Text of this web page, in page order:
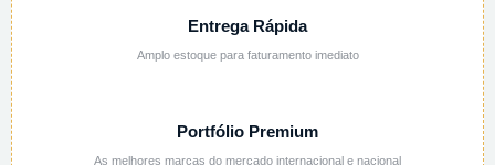
Entrega Rápida
Amplo estoque para faturamento imediato
Portfólio Premium
As melhores marcas do mercado internacional e nacional